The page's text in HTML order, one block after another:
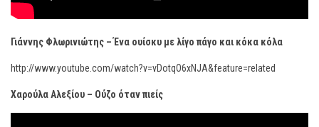
Γιάννης Φλωρινιώτης – Ένα ουίσκυ με λίγο πάγο και κόκα κόλα
http://www.youtube.com/watch?v=vDotqO6xNJA&feature=related
Χαρούλα Αλεξίου – Ούζο όταν πιείς